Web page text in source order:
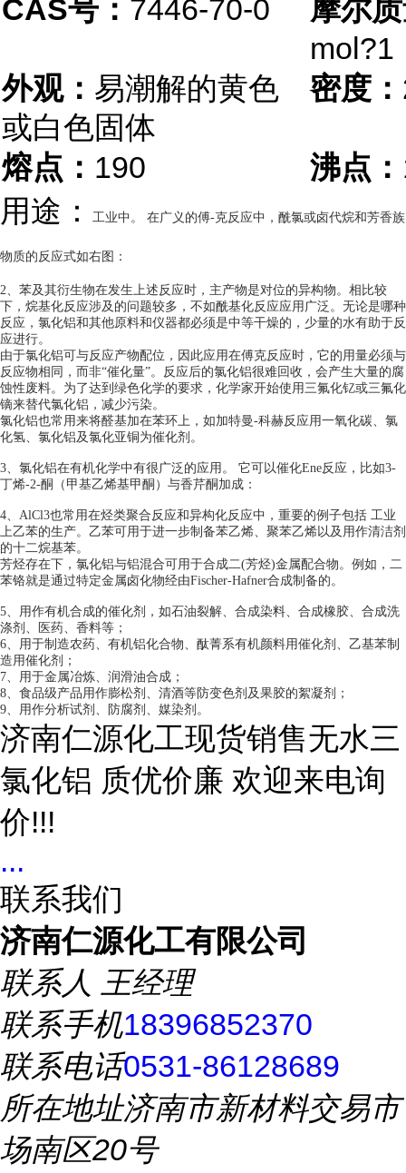
CAS号： 7446-70-0
摩尔
mol?1
外观： 易潮解的黄色
或白色固体
密度：
熔点： 190 沸点：
用途：
工业中。 在广义的傅-克反应中，酰氯或卤代烷和芳香族
物质的反应式如右图：
2、苯及其衍生物在发生上述反应时，主产物是对位的异构物。相比较
下，烷基化反应涉及的问题较多，不如酰基化反应应用广泛。无论是哪种
反应，氯化铝和其他原料和仪器都必须是中等干燥的，少量的水有助于反
应进行。
由于氯化铝可与反应产物配位，因此应用在傅克反应时，它的用量必须与
反应物相同，而非“催化量”。反应后的氯化铝很难回收，会产生大量的腐
蚀性废料。为了达到绿色化学的要求，化学家开始使用三氟化钇或三氟化
镝来替代氯化铝，减少污染。
氯化铝也常用来将醛基加在苯环上，如加特曼-科赫反应用一氧化碳、氯
化氢、氯化铝及氯化亚铜为催化剂。
3、氯化铝在有机化学中有很广泛的应用。 它可以催化Ene反应，比如3-
丁烯-2-酮（甲基乙烯基甲酮）与香芹酮加成：
4、AlCl3也常用在烃类聚合反应和异构化反应中，重要的例子包括 工业
上乙苯的生产。乙苯可用于进一步制备苯乙烯、聚苯乙烯以及用作清洁剂
的十二烷基苯。
芳烃存在下，氯化铝与铝混合可用于合成二(芳烃)金属配合物。例如，二
苯铬就是通过特定金属卤化物经由Fischer-Hafner合成制备的。
5、用作有机合成的催化剂，如石油裂解、合成染料、合成橡胶、合成洗
涤剂、医药、香料等；
6、用于制造农药、有机铝化合物、酞菁系有机颜料用催化剂、乙基苯制
造用催化剂；
7、用于金属冶炼、润滑油合成；
8、食品级产品用作膨松剂、清酒等防变色剂及果胶的絮凝剂；
9、用作分析试剂、防腐剂、媒染剂。
济南仁源化工现货销售无水三
氯化铝 质优价廉 欢迎来电询
价!!!
...
联系我们
济南仁源化工有限公司
联系人 王经理
联系手机18396852370
联系电话0531-86128689
所在地址济南市新材料交易市
场南区20号